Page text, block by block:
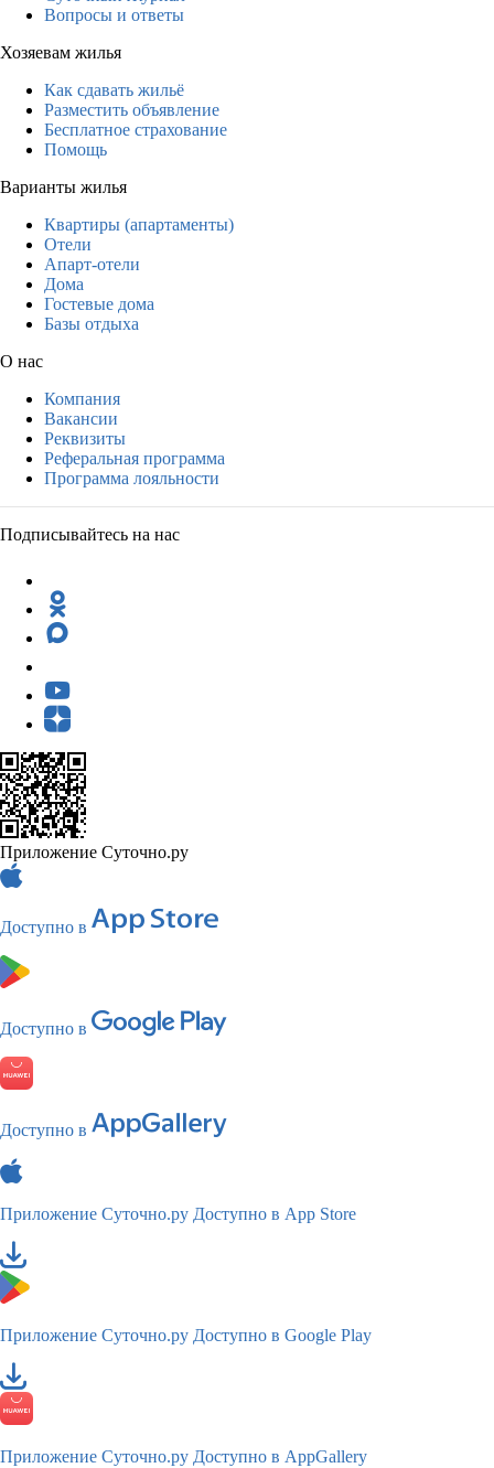
Вопросы и ответы
Хозяевам жилья
Как сдавать жильё
Разместить объявление
Бесплатное страхование
Помощь
Варианты жилья
Квартиры (апартаменты)
Отели
Апарт-отели
Дома
Гостевые дома
Базы отдыха
О нас
Компания
Вакансии
Реквизиты
Реферальная программа
Программа лояльности
Подписывайтесь на нас
Приложение Суточно.ру
Доступно в
Доступно в
Доступно в
Приложение Суточно.ру Доступно в App Store
Приложение Суточно.ру Доступно в Google Play
Приложение Суточно.ру Доступно в AppGallery